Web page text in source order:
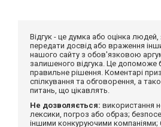
Відгук - це думка або оцінка
передати досвід або враження
нашого сайту з обов'язковою
залишеного відгука. Це допоможе
правильне рішення. Коментарі
спілкування та обговорення, а
питань, що цікавлять.
Не дозволяється: використання
лексики, погроз або образ;
іншими конкуруючими компаніями;